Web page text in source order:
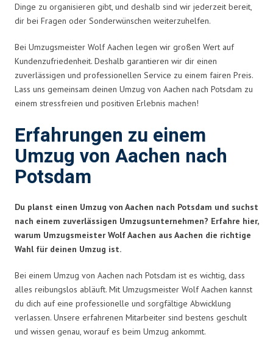
Dinge zu organisieren gibt, und deshalb sind wir jederzeit bereit,
dir bei Fragen oder Sonderwünschen weiterzuhelfen.
Bei Umzugsmeister Wolf Aachen legen wir großen Wert auf
Kundenzufriedenheit. Deshalb garantieren wir dir einen
zuverlässigen und professionellen Service zu einem fairen Preis.
Lass uns gemeinsam deinen Umzug von Aachen nach Potsdam zu
einem stressfreien und positiven Erlebnis machen!
Erfahrungen zu einem
Umzug von Aachen nach
Potsdam
Du planst einen Umzug von Aachen nach Potsdam und suchst
nach einem zuverlässigen Umzugsunternehmen? Erfahre hier,
warum Umzugsmeister Wolf Aachen aus Aachen die richtige
Wahl für deinen Umzug ist.
Bei einem Umzug von Aachen nach Potsdam ist es wichtig, dass
alles reibungslos abläuft. Mit Umzugsmeister Wolf Aachen kannst
du dich auf eine professionelle und sorgfältige Abwicklung
verlassen. Unsere erfahrenen Mitarbeiter sind bestens geschult
und wissen genau, worauf es beim Umzug ankommt.